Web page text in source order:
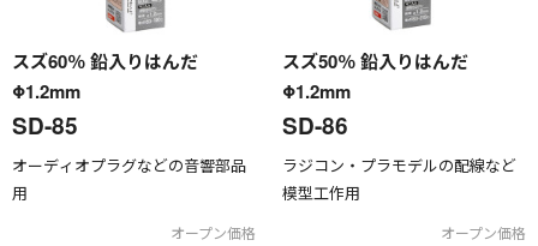
スズ60％ 鉛入りはんだ
Φ1.2mm
SD-85
オーディオプラグなどの音響部品
用
オープン価格
スズ50％ 鉛入りはんだ
Φ1.2mm
SD-86
ラジコン・プラモデルの配線など
模型工作用
オープン価格